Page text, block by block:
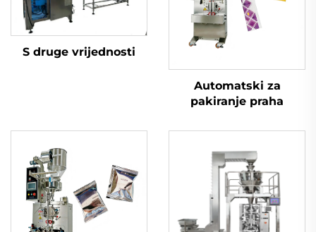
S druge vrijednosti
Automatski za
pakiranje praha